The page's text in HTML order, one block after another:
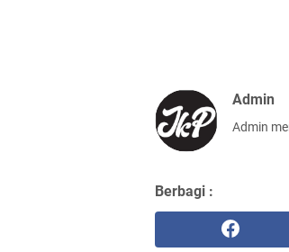
Admin
Admin
Berbagi :